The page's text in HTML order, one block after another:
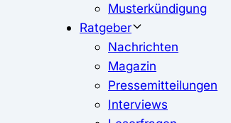
Musterkündigung
Ratgeber
Nachrichten
Magazin
Pressemitteilungen
Interviews